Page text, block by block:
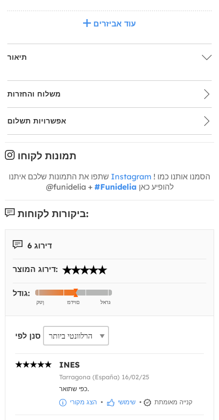
עוד אביזרים
תיאור
משלוח והחזרות
אפשרויות תשלום
תמונות לקוחו
Instagram ! הסמנו אותנו כמו
@funidelia + #Funidelia להופיע כאן
ביקורות לקוחות:
דירוג 6
דירוג המוצר:
גודל:
סנן לפי
INES
Tarragona (España) 16/02/25
כפי שתואר.
הצג מקורי • שימושי • קנייה מאומתת